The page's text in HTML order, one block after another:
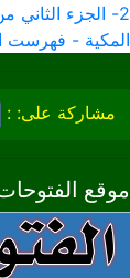
2- الجزء
المكية - فهرست
مشاركة على: :
موقع